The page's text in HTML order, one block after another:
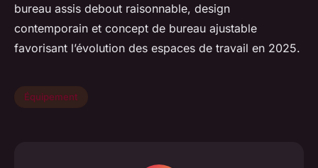
bureau assis debout raisonnable, design
contemporain et concept de bureau ajustable
favorisant l’évolution des espaces de travail en 2025.
Équipement